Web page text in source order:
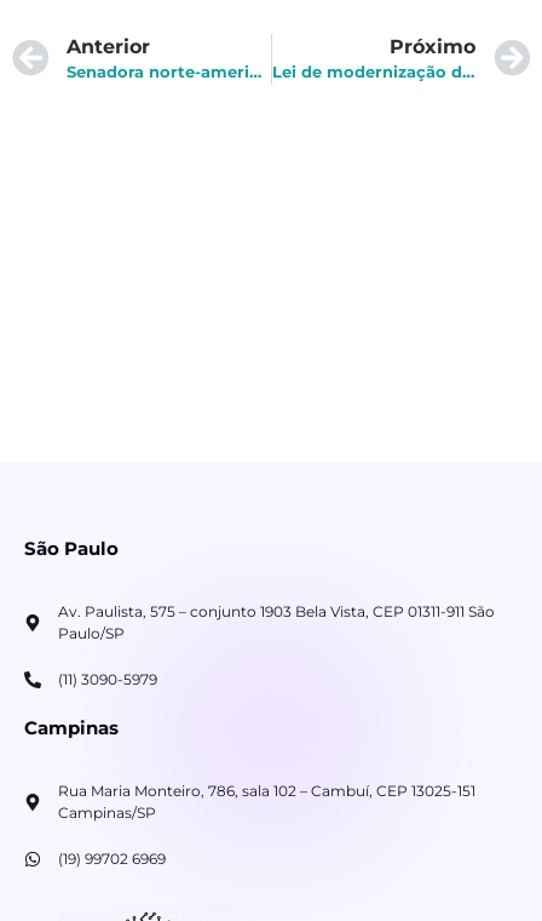
Anterior
Senadora norte-americana cria projeto de lei para proibir comércio de dados de localização
Próximo
Lei de modernização dos cartórios é sancionada
São Paulo
Av. Paulista, 575 – conjunto 1903 Bela Vista, CEP 01311-911 São
Paulo/SP
(11) 3090-5979
Campinas
Rua Maria Monteiro, 786, sala 102 – Cambuí, CEP 13025-151
Campinas/SP
(19) 99702 6969